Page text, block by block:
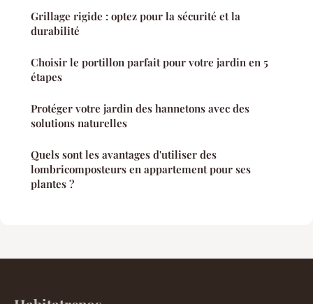
Grillage rigide : optez pour la sécurité et la
durabilité
Choisir le portillon parfait pour votre jardin en 5
étapes
Protéger votre jardin des hannetons avec des
solutions naturelles
Quels sont les avantages d'utiliser des
lombricomposteurs en appartement pour ses
plantes ?